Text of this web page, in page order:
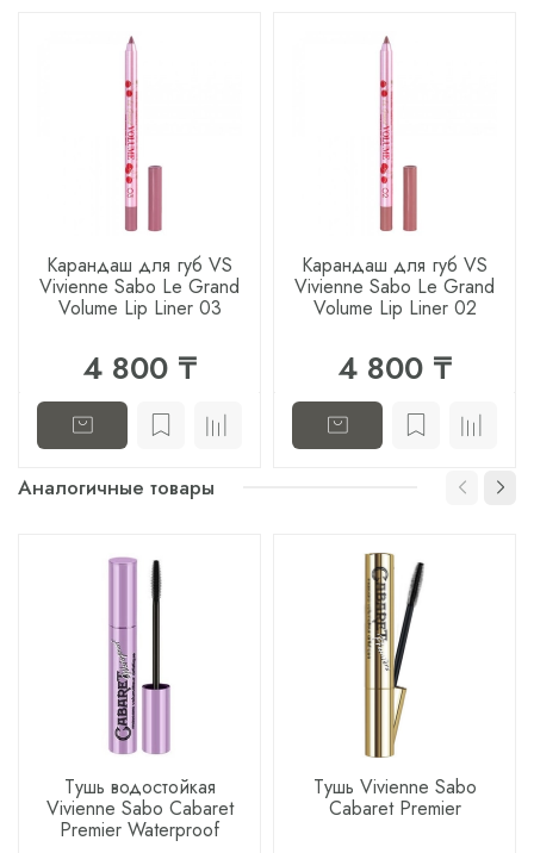
Карандаш для губ VS
Vivienne Sabo Le Grand
Volume Lip Liner 03
4 800 ₸
Карандаш для губ VS
Vivienne Sabo Le Grand
Volume Lip Liner 02
4 800 ₸
Аналогичные товары
Тушь водостойкая
Vivienne Sabo Cabaret
Premier Waterproof
Тушь Vivienne Sabo
Cabaret Premier